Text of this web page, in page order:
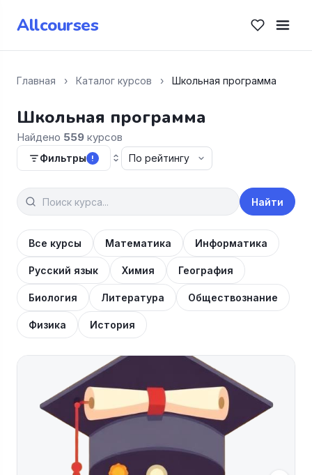
Allcourses
Главная › Каталог курсов › Школьная программа
Школьная программа
Найдено 559 курсов
Фильтры !
Найти
Все курсы Математика Информатика
Русский язык Химия География
Биология Литература Обществознание
Физика История